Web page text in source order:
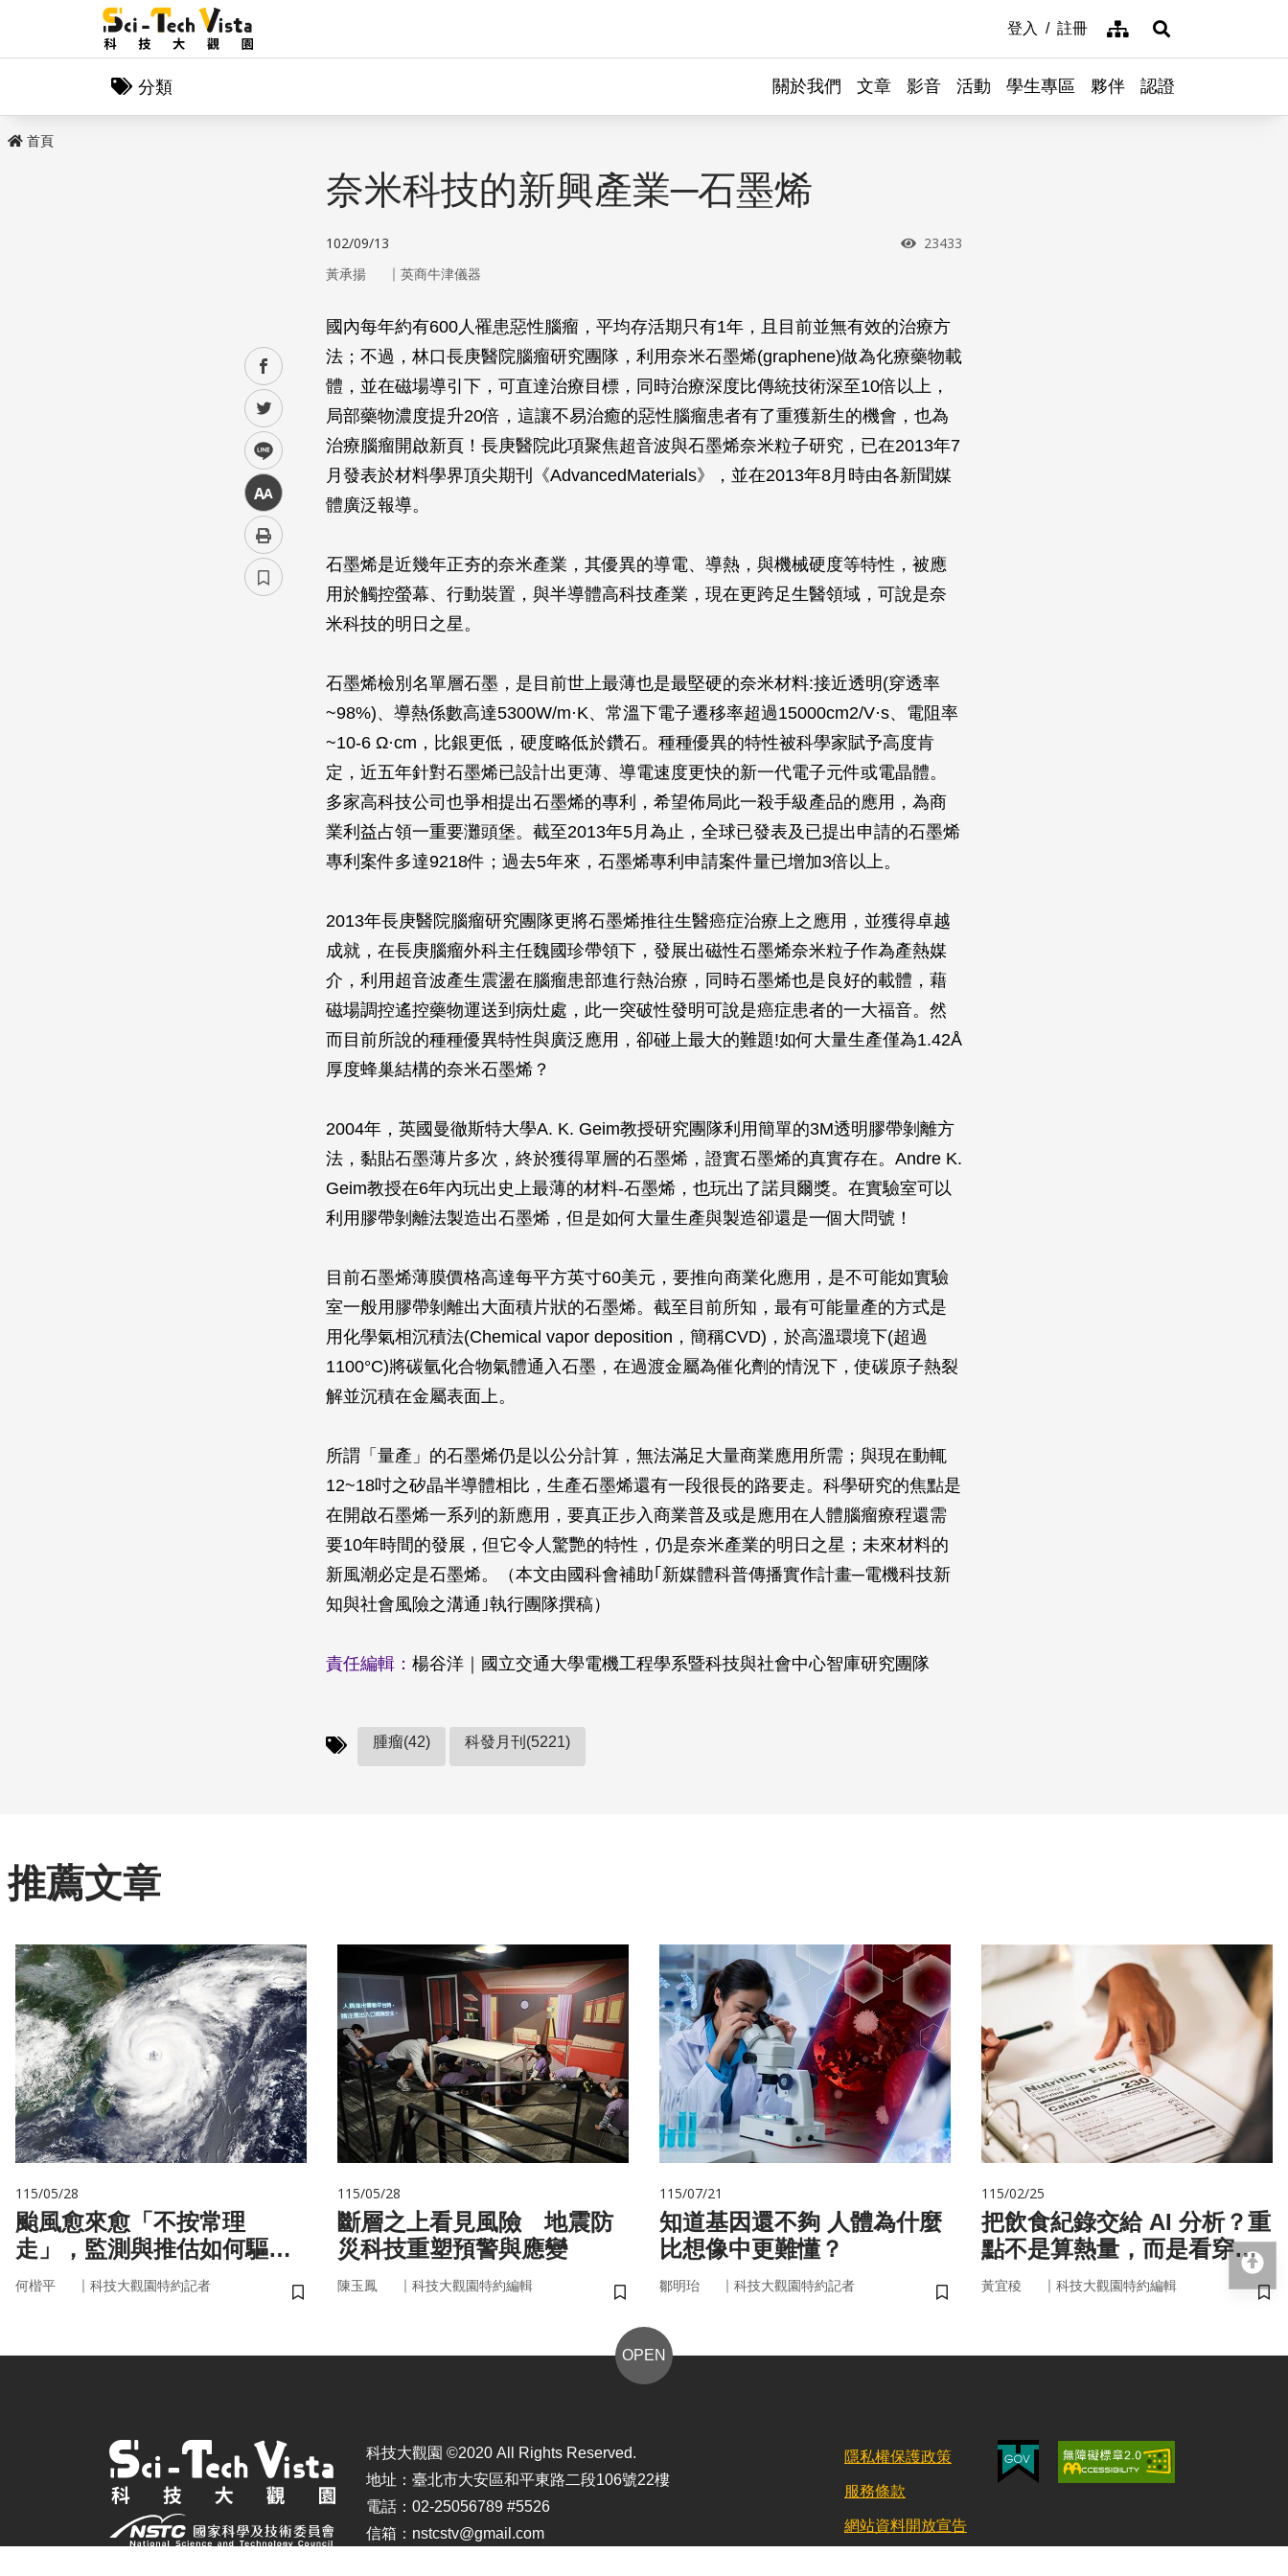
登入 註冊 網站導覽展開搜尋
分類 關於我們 文章 影音 活動 學生專區 夥伴 認證
首頁
facebook
twitter
line
中
奈米科技的新興產業─石墨烯
102/09/13 瀏覽次數
23433
黃承揚 ｜ 英商牛津儀器
國內每年約有600人罹患惡性腦瘤，平均存活期只有1年，且目前並無有效的治療方
法；不過，林口長庚醫院腦瘤研究團隊，利用奈米石墨烯(graphene)做為化療藥物載
體，並在磁場導引下，可直達治療目標，同時治療深度比傳統技術深至10倍以上，
局部藥物濃度提升20倍，這讓不易治癒的惡性腦瘤患者有了重獲新生的機會，也為
治療腦瘤開啟新頁！長庚醫院此項聚焦超音波與石墨烯奈米粒子研究，已在2013年7
月發表於材料學界頂尖期刊《AdvancedMaterials》，並在2013年8月時由各新聞媒
體廣泛報導。
石墨烯是近幾年正夯的奈米產業，其優異的導電、導熱，與機械硬度等特性，被應
用於觸控螢幕、行動裝置，與半導體高科技產業，現在更跨足生醫領域，可說是奈
米科技的明日之星。
石墨烯檢別名單層石墨，是目前世上最薄也是最堅硬的奈米材料:接近透明(穿透率
~98%)、導熱係數高達5300W/m·K、常溫下電子遷移率超過15000cm2/V·s、電阻率
~10-6 Ω·cm，比銀更低，硬度略低於鑽石。種種優異的特性被科學家賦予高度肯
定，近五年針對石墨烯已設計出更薄、導電速度更快的新一代電子元件或電晶體。
多家高科技公司也爭相提出石墨烯的專利，希望佈局此一殺手級產品的應用，為商
業利益占領一重要灘頭堡。截至2013年5月為止，全球已發表及已提出申請的石墨烯
專利案件多達9218件；過去5年來，石墨烯專利申請案件量已增加3倍以上。
2013年長庚醫院腦瘤研究團隊更將石墨烯推往生醫癌症治療上之應用，並獲得卓越
成就，在長庚腦瘤外科主任魏國珍帶領下，發展出磁性石墨烯奈米粒子作為產熱媒
介，利用超音波產生震盪在腦瘤患部進行熱治療，同時石墨烯也是良好的載體，藉
磁場調控遙控藥物運送到病灶處，此一突破性發明可說是癌症患者的一大福音。然
而目前所說的種種優異特性與廣泛應用，卻碰上最大的難題!如何大量生產僅為1.42Å
厚度蜂巢結構的奈米石墨烯？
2004年，英國曼徹斯特大學A. K. Geim教授研究團隊利用簡單的3M透明膠帶剝離方
法，黏貼石墨薄片多次，終於獲得單層的石墨烯，證實石墨烯的真實存在。Andre K.
Geim教授在6年內玩出史上最薄的材料-石墨烯，也玩出了諾貝爾獎。在實驗室可以
利用膠帶剝離法製造出石墨烯，但是如何大量生產與製造卻還是一個大問號！
目前石墨烯薄膜價格高達每平方英寸60美元，要推向商業化應用，是不可能如實驗
室一般用膠帶剝離出大面積片狀的石墨烯。截至目前所知，最有可能量產的方式是
用化學氣相沉積法(Chemical vapor deposition，簡稱CVD)，於高溫環境下(超過
1100°C)將碳氫化合物氣體通入石墨，在過渡金屬為催化劑的情況下，使碳原子熱裂
解並沉積在金屬表面上。
所謂「量產」的石墨烯仍是以公分計算，無法滿足大量商業應用所需；與現在動輒
12~18吋之矽晶半導體相比，生產石墨烯還有一段很長的路要走。科學研究的焦點是
在開啟石墨烯一系列的新應用，要真正步入商業普及或是應用在人體腦瘤療程還需
要10年時間的發展，但它令人驚艷的特性，仍是奈米產業的明日之星；未來材料的
新風潮必定是石墨烯。（本文由國科會補助｢新媒體科普傳播實作計畫─電機科技新
知與社會風險之溝通｣執行團隊撰稿）
責任編輯： 楊谷洋｜國立交通大學電機工程學系暨科技與社會中心智庫研究團隊
腫瘤(42) 科發月刊(5221)
推薦文章
115/05/28
颱風愈來愈「不按常理
走」，監測與推估如何驅動
防災決策？
何楷平 ｜ 科技大觀園特約記者
儲存書籤
115/05/28
斷層之上看見風險 地震防
災科技重塑預警與應變
陳玉鳳 ｜ 科技大觀園特約編輯
儲存書籤
115/07/21
知道基因還不夠 人體為什麼
比想像中更難懂？
鄒明珆 ｜ 科技大觀園特約記者
儲存書籤
115/02/25
把飲食紀錄交給 AI 分析？重
點不是算熱量，而是看穿你
的「飲食習慣」
黃宜稜 ｜ 科技大觀園特約編輯
儲
OPEN
科技大觀園 ©2020 All Rights Reserved.
地址：臺北市大安區和平東路二段106號22樓
電話：02-25056789 #5526
信箱：nstcstv@gmail.com
隱私權保護政策
服務條款
網站資料開放宣告
回